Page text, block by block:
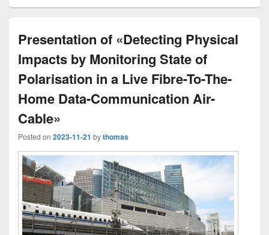
Presentation of «Detecting Physical
Impacts by Monitoring State of
Polarisation in a Live Fibre-To-The-
Home Data-Communication Air-
Cable»
Posted on 2023-11-21 bythomas